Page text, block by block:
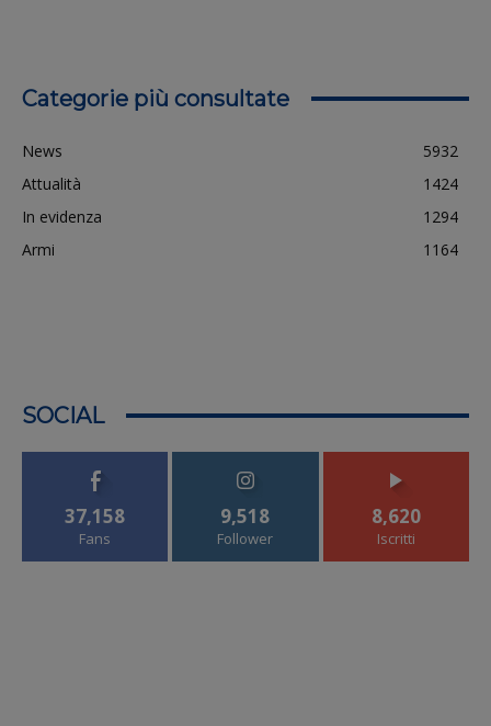
Categorie più consultate
News
5932
Attualità
1424
In evidenza
1294
Armi
1164
SOCIAL
37,158
Fans
9,518
Follower
8,620
Iscritti